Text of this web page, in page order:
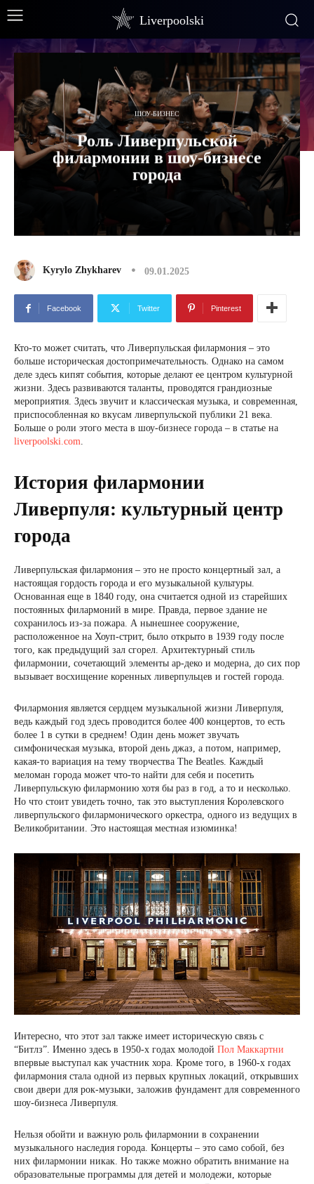
Liverpoolski
ШОУ-БИЗНЕС
Роль Ливерпульской
филармонии в шоу-бизнесе
города
Kyrylo Zhykharev 09.01.2025
Facebook Twitter Pinterest
Кто-то может считать, что Ливерпульская филармония – это
больше историческая достопримечательность. Однако на самом
деле здесь кипят события, которые делают ее центром культурной
жизни. Здесь развиваются таланты, проводятся грандиозные
мероприятия. Здесь звучит и классическая музыка, и современная,
приспособленная ко вкусам ливерпульской публики 21 века.
Больше о роли этого места в шоу-бизнесе города – в статье на
liverpoolski.com.
История филармонии
Ливерпуля: культурный центр
города
Ливерпульская филармония – это не просто концертный зал, а
настоящая гордость города и его музыкальной культуры.
Основанная еще в 1840 году, она считается одной из старейших
постоянных филармоний в мире. Правда, первое здание не
сохранилось из-за пожара. А нынешнее сооружение,
расположенное на Хоуп-стрит, было открыто в 1939 году после
того, как предыдущий зал сгорел. Архитектурный стиль
филармонии, сочетающий элементы ар-деко и модерна, до сих пор
вызывает восхищение коренных ливерпульцев и гостей города.
Филармония является сердцем музыкальной жизни Ливерпуля,
ведь каждый год здесь проводится более 400 концертов, то есть
более 1 в сутки в среднем! Один день может звучать
симфоническая музыка, второй день джаз, а потом, например,
какая-то вариация на тему творчества The Beatles. Каждый
меломан города может что-то найти для себя и посетить
Ливерпульскую филармонию хотя бы раз в год, а то и несколько.
Но что стоит увидеть точно, так это выступления Королевского
ливерпульского филармонического оркестра, одного из ведущих в
Великобритании. Это настоящая местная изюминка!
Интересно, что этот зал также имеет историческую связь с
“Битлз”. Именно здесь в 1950-х годах молодой Пол Маккартни
впервые выступал как участник хора. Кроме того, в 1960-х годах
филармония стала одной из первых крупных локаций, открывших
свои двери для рок-музыки, заложив фундамент для современного
шоу-бизнеса Ливерпуля.
Нельзя обойти и важную роль филармонии в сохранении
музыкального наследия города. Концерты – это само собой, без
них филармонии никак. Но также можно обратить внимание на
образовательные программы для детей и молодежи, которые